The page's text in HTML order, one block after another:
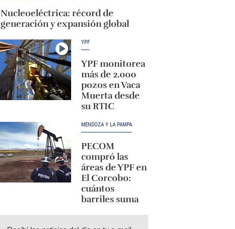
Nucleoeléctrica: récord de
generación y expansión global
YPF
YPF monitorea
más de 2.000
pozos en Vaca
Muerta desde
su RTIC
MENDOZA Y LA PAMPA
PECOM
compró las
áreas de YPF en
El Corcobo:
cuántos
barriles suma